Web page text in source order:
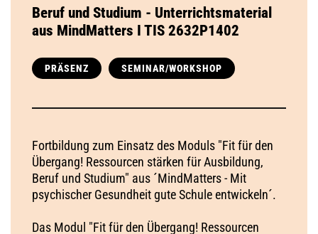
Beruf und Studium - Unterrichtsmaterial
aus MindMatters I TIS 2632P1402
PRÄSENZ SEMINAR/WORKSHOP
Fortbildung zum Einsatz des Moduls "Fit für den
Übergang! Ressourcen stärken für Ausbildung,
Beruf und Studium" aus ´MindMatters - Mit
psychischer Gesundheit gute Schule entwickeln´.
Das Modul "Fit für den Übergang! Ressourcen